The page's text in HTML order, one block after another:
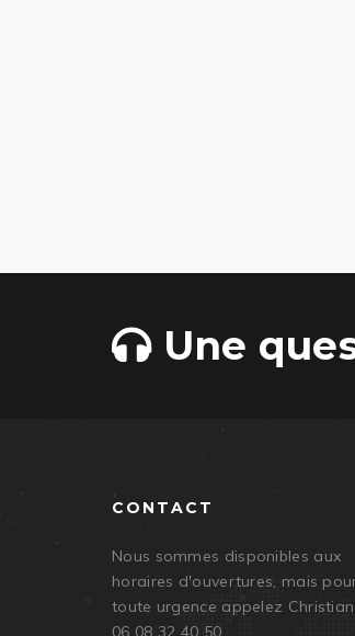
Une
CONTACT
Nous sommes disponibles aux
horaires d'ouvertures, mais
toute urgence appelez
06 08 32 40 50